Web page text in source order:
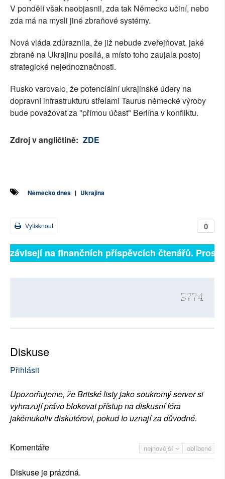
V pondělí však neobjasnil, zda tak Německo učiní, nebo
zda má na mysli jiné zbraňové systémy.
Nová vláda zdůraznila, že již nebude zveřejňovat, jaké
zbraně na Ukrajinu posílá, a místo toho zaujala postoj
strategické nejednoznačnosti.
Rusko varovalo, že potenciální ukrajinské údery na
dopravní infrastrukturu střelami Taurus německé výroby
bude považovat za "přímou účast" Berlína v konfliktu.
Zdroj v angličtině: ZDE
Německo dnes | Ukrajina
0
Vytisknout
na finančních příspěvcích čtenářů.
3774
Diskuse
Přihlásit
Upozorňujeme, že Britské listy jako soukromý server si
vyhrazují právo blokovat přístup na diskusní fóra
jakémukoliv diskutérovi, pokud to uznají za důvodné.
nejnovější oblíbené
Komentáře
Diskuse je prázdná.